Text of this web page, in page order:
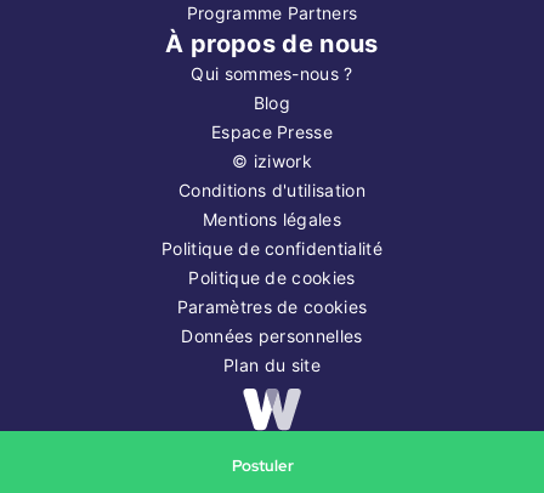
Postuler
Programme Partners
À propos de nous
Qui sommes-nous ?
Blog
Espace Presse
© iziwork
Conditions d'utilisation
Mentions légales
Politique de confidentialité
Politique de cookies
Paramètres de cookies
Données personnelles
Plan du site